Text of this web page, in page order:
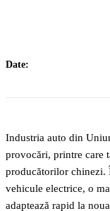
Date:
Industria auto din
provocări, printre care
producătorilor
vehicule electrice, o
adaptează rapid la